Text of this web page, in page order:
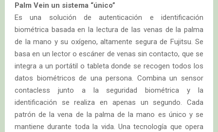
Palm Vein un sistema “único”
Es una solución de autenticación e identificación
biométrica basada en la lectura de las venas de la palma
de la mano y su oxígeno, altamente segura de Fujitsu. Se
basa en un lector o escáner de venas sin contacto, que se
integra a un portátil o tableta donde se recogen todos los
datos biométricos de una persona. Combina un sensor
contacless junto a la seguridad biométrica y la
identificación se realiza en apenas un segundo. Cada
patrón de la vena de la palma de la mano es único y se
mantiene durante toda la vida. Una tecnología que opera